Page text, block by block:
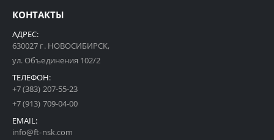
КОНТАКТЫ
АДРЕС:
630027 г. НОВОСИБИРСК,
ул. Объединения 102/2
ТЕЛЕФОН:
+7 (383) 207-55-23
+7 (913) 709-04-00
EMAIL:
info@ft-nsk.com